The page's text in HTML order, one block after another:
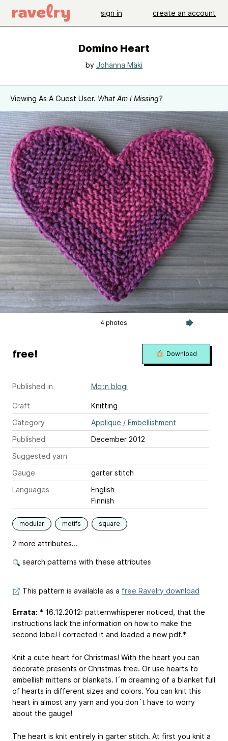
sign in create an account
Domino Heart
by Johanna Mäki
Viewing As A Guest User. What Am I Missing?
4 photos
Published in Mci:n blogi
Craft
Knitting
Category
Applique / Embellishment
Published
December 2012
Suggested yarn
Gauge
garter stitch
Languages
English
Finnish
modular motifs square
2 more attributes...
search patterns with these attributes
free! Download
This pattern is available as a free Ravelry download
Errata: * 16.12.2012: patternwhisperer noticed, that the
instructions lack the information on how to make the
second lobe! I corrected it and loaded a new pdf.*
Knit a cute heart for Christmas! With the heart you can
decorate presents or Christmas tree. Or use hearts to
embellish mittens or blankets. I´m dreaming of a blanket full
of hearts in different sizes and colors. You can knit this
heart in almost any yarn and you don´t have to worry
about the gauge!
The heart is knit entirely in garter stitch. At first you knit a